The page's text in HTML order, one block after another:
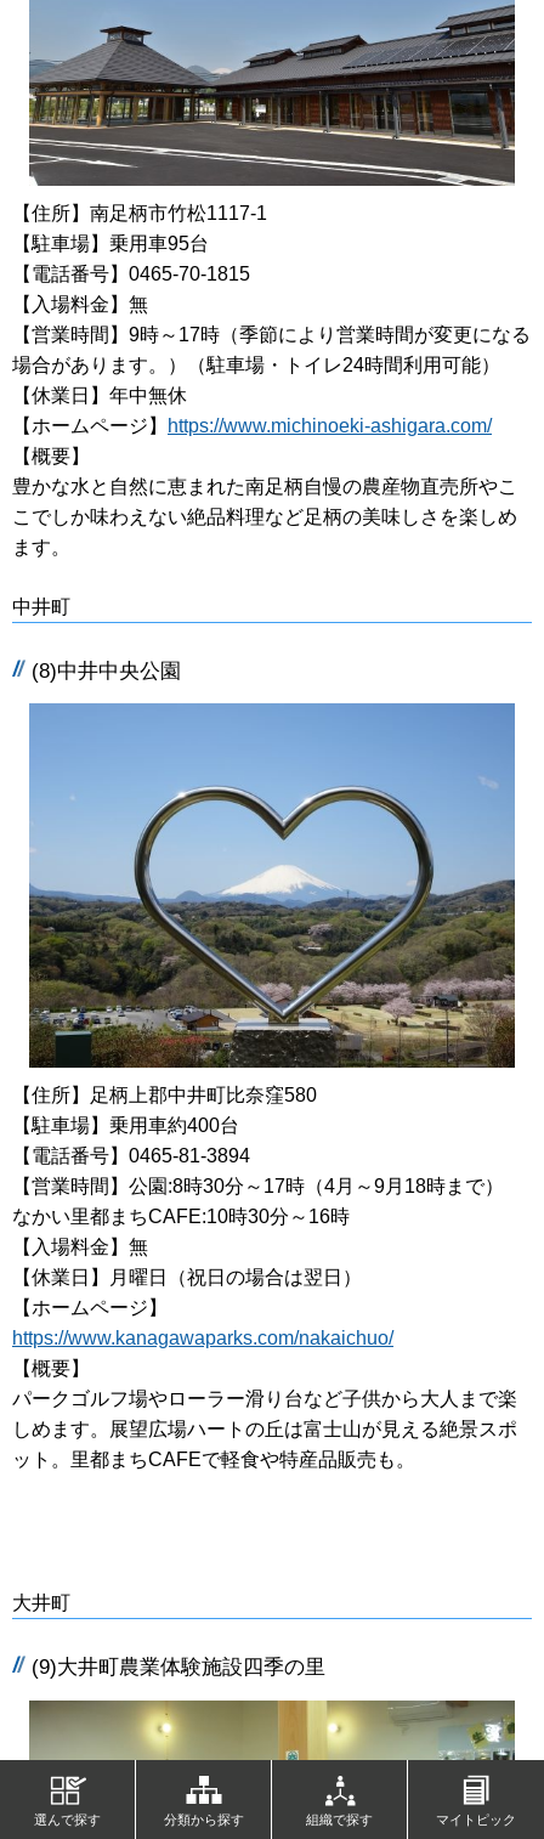
【住所】南足柄市竹松1117-1
【駐車場】乗用車95台
【電話番号】0465-70-1815
【入場料金】無
【営業時間】9時～17時（季節により営業時間が変更になる
場合があります。）（駐車場・トイレ24時間利用可能）
【休業日】年中無休
【ホームページ】
https://www.michinoeki-ashigara.com/
【概要】
豊かな水と自然に恵まれた南足柄自慢の農産物直売所やこ
こでしか味わえない絶品料理など足柄の美味しさを楽しめ
ます。
中井町
(8)中井中央公園
【住所】足柄上郡中井町比奈窪580
【駐車場】乗用車約400台
【電話番号】0465-81-3894
【営業時間】公園:8時30分～17時（4月～9月18時まで）
なかい里都まちCAFE:10時30分～16時
【入場料金】無
【休業日】月曜日（祝日の場合は翌日）
【ホームページ】
https://www.kanagawaparks.com/nakaichuo/
【概要】
パークゴルフ場やローラー滑り台など子供から大人まで楽
しめます。展望広場ハートの丘は富士山が見える絶景スポ
ット。里都まちCAFEで軽食や特産品販売も。
大井町
(9)大井町農業体験施設四季の里
選んで探す 分類から探す 組織で探す マイトピック